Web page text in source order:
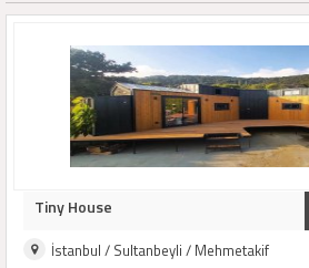
Tiny House
İstanbul / Sultanbeyli / Mehmetakif